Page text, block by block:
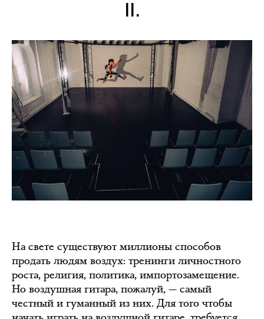
II.
На свете существуют миллионы способов
продать людям воздух: тренинги личностного
роста, религия, политика, импортозамещение.
Но воздушная гитара, пожалуй, — самый
честный и гуманный из них. Для того чтобы